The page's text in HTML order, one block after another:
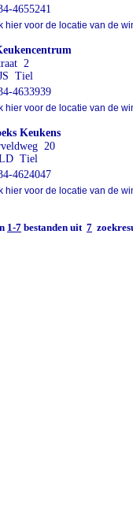
4655241
hier voor de locatie van de
2
Tiel
4633939
hier voor de locatie van de
Keukens
20
Tiel
4624047
hier voor de locatie van de
1-7 bestanden uit 7